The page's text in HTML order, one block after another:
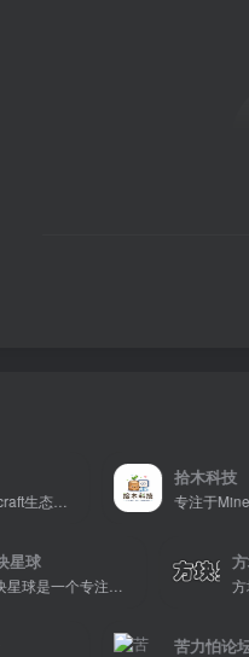
专注于Minecraft生态建设
拾木科技
方块星球
苦力怕论坛